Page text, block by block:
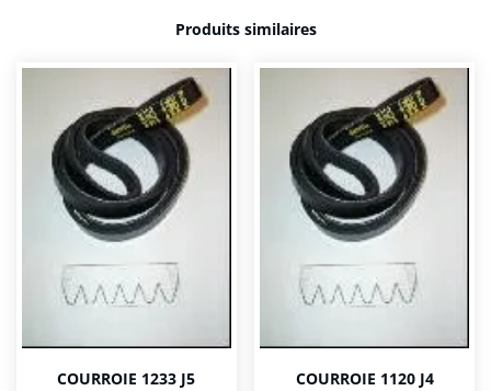
Produits similaires
COURROIE 1233 J5 COURROIE 1120 J4